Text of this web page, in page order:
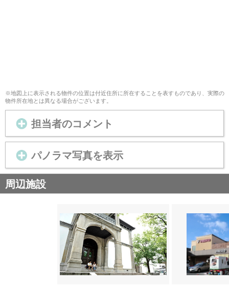
※地図上に表示される物件の位置は付近住所に所在することを表すものであり、実際の
物件所在地とは異なる場合がございます。
担当者のコメント
パノラマ写真を表示
周辺施設